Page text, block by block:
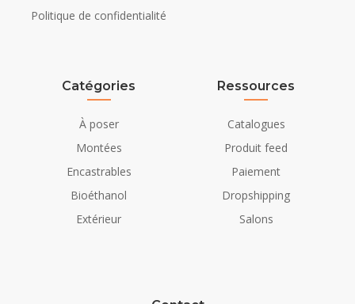
Politique de confidentialité
Catégories
À poser
Montées
Encastrables
Bioéthanol
Extérieur
Ressources
Catalogues
Produit feed
Paiement
Dropshipping
Salons